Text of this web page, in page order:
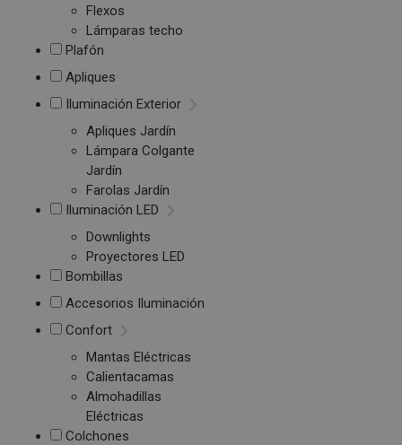
Flexos
Lámparas techo
Plafón
Apliques
Iluminación Exterior
Apliques Jardín
Lámpara Colgante
Jardín
Farolas Jardín
Iluminación LED
Downlights
Proyectores LED
Bombillas
Accesorios Iluminación
Confort
Mantas Eléctricas
Calientacamas
Almohadillas
Eléctricas
Colchones